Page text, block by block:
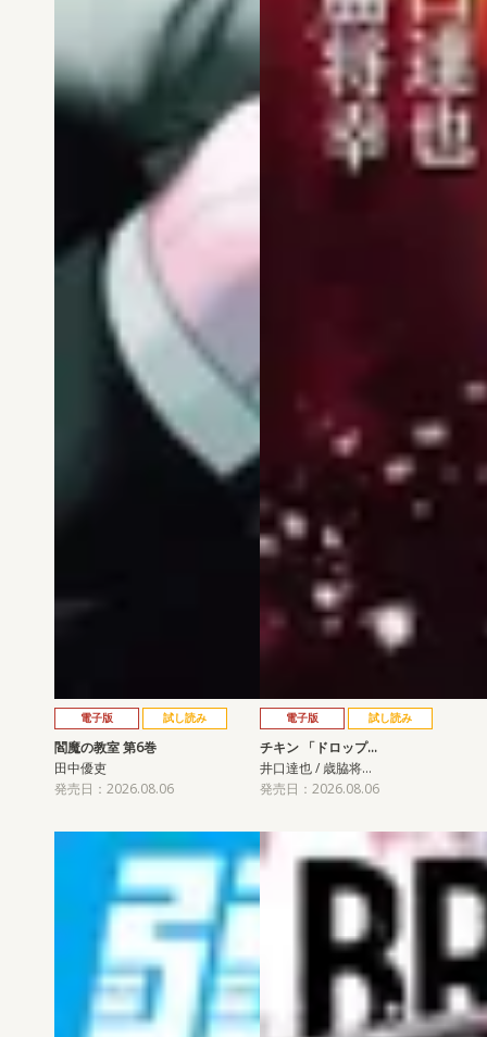
電子版 試し読み
閻魔の教室 第6巻
田中優吏
発売日：2026.08.06
電子版 試し読み
チキン 「ドロップ…
井口達也 / 歳脇将…
発売日：2026.08.06